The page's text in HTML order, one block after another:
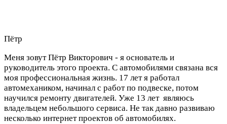
Пётр
Меня зовут Пётр Викторович - я основатель и
руководитель этого проекта. С автомобилями связана вся
моя профессиональная жизнь. 17 лет я работал
автомехаником, начинал с работ по подвеске, потом
научился ремонту двигателей. Уже 13 лет являюсь
владельцем небольшого сервиса. Не так давно развиваю
несколько интернет проектов об автомобилях.